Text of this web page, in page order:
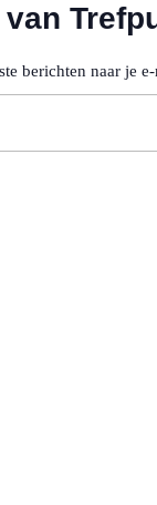
berichten naar je